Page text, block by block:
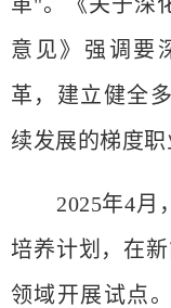
意见》强调要
革，建立健全
续发展的梯度职
2025年4月
培养计划，在
领域开展试点